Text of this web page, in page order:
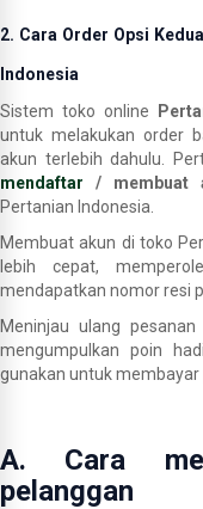
2. Cara Order Opsi
Indonesia
Sistem toko online
untuk melakukan order
akun terlebih dahulu.
mendaftar / membuat
Pertanian Indonesia.
Membuat akun di toko
lebih cepat,
mendapatkan nomor resi
Meninjau ulang
mengumpulkan poin
gunakan untuk membayar
A. Cara
pelanggan